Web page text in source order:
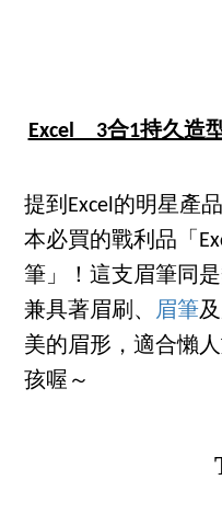
Excel 3合1持久造
提到Excel的明星產
本必買的戰利品「
筆」！這支眉筆同
兼具著眉刷、 眉筆
美的眉形，適合懶
孩喔～